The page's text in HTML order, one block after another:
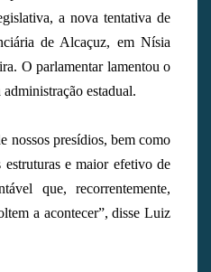
a nova tentativa de
de Alcaçuz, em Nísia
O parlamentar lamentou o
estadual.
nossos presídios, bem como
estruturas e maior efetivo de
que, recorrentemente,
a acontecer”, disse Luiz